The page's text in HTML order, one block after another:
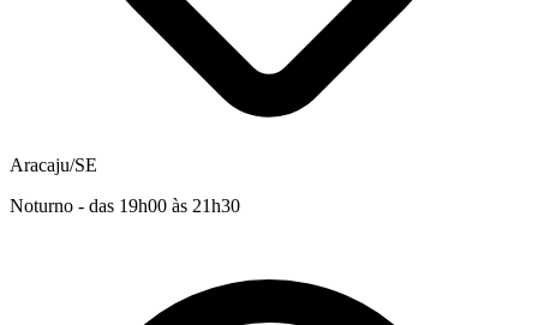
Aracaju/SE
Noturno - das 19h00 às 21h30